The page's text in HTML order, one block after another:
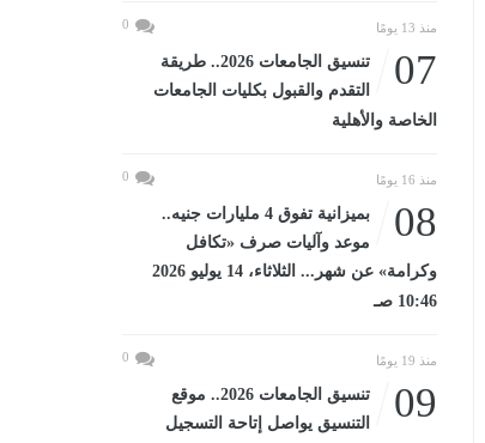
منذ 13 يومًا 0
07
تنسيق الجامعات 2026.. طريقة
التقدم والقبول بكليات الجامعات
الخاصة والأهلية
منذ 16 يومًا 0
08
بميزانية تفوق 4 مليارات جنيه..
موعد وآليات صرف «تكافل
وكرامة» عن شهر... الثلاثاء، 14 يوليو 2026
10:46 صـ
منذ 19 يومًا 0
09
تنسيق الجامعات 2026.. موقع
التنسيق يواصل إتاحة التسجيل